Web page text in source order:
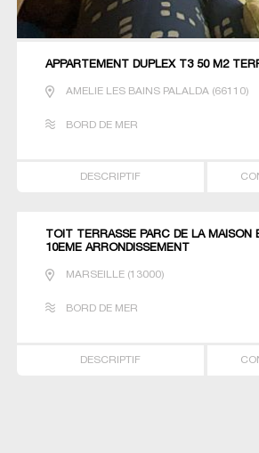
APPARTEMENT DUPLEX T3 50 M2
AMELIE LES BAINS PALALDA (66110)
BORD DE MER
DESCRIPTIF
TOIT TERRASSE PARC DE LA
10EME ARRONDISSEMENT
MARSEILLE(13000)
BORD DE MER
DESCRIPTIF